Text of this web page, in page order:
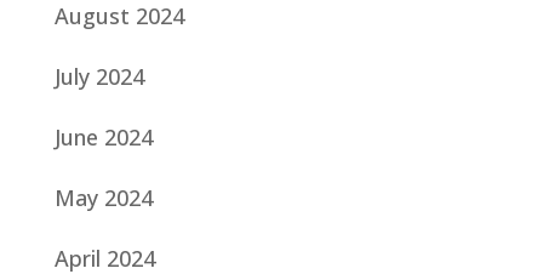
August 2024
July 2024
June 2024
May 2024
April 2024